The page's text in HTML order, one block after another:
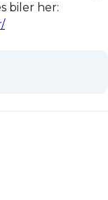
biler her: